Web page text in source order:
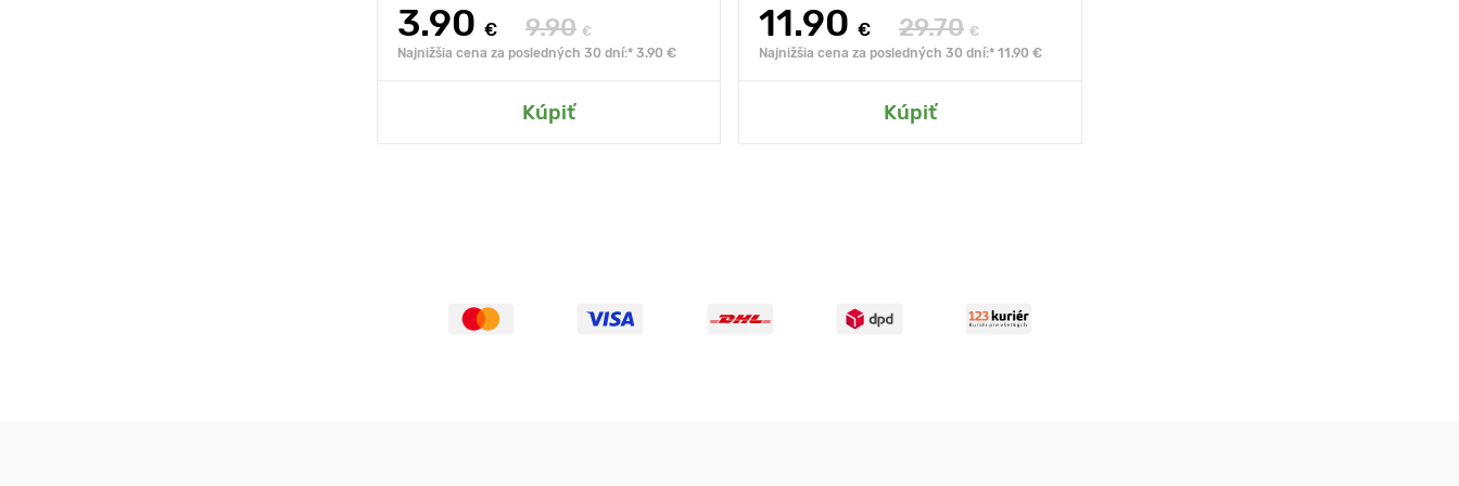
3.90 € 9.90 €
Najnižšia cena za posledných 30 dní:* 3.90 €
Kúpiť
11.90 € 29.70 €
Najnižšia cena za posledných 30 dní:* 11.90 €
Kúpiť